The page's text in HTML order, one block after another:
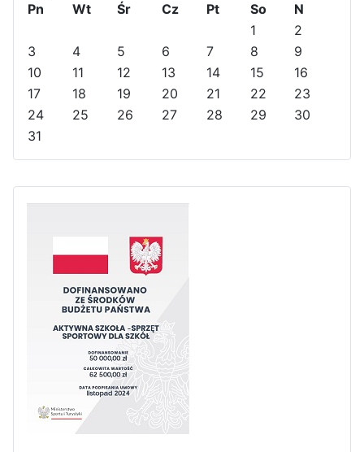
o
s
Y
e
a
o
M
o
n
h
Pn
Wt Śr Cz Pt So
N
1
2
3
4 5 6 7 8
9
10
11 12 13 14 15
16
17
18 19 20 21 22
23
24
25 26 27 28 29
30
31